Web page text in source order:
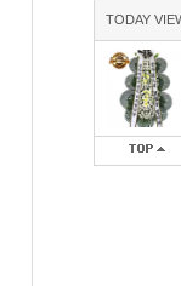
TODAY